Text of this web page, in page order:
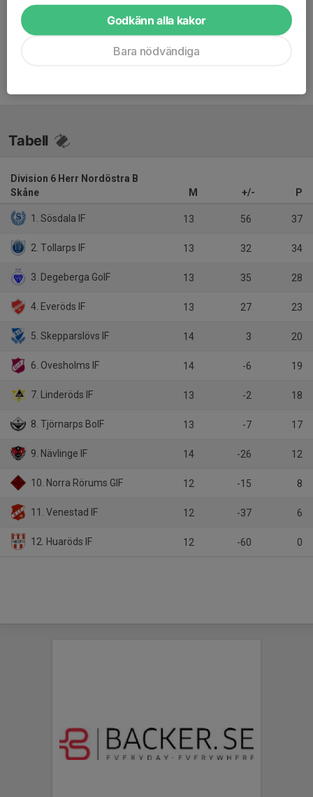
Tabell
Division 6 Herr Nordöstra B
Skåne
M +/- P
1. Sösdala IF 13 56 37
2. Tollarps IF 13 32 34
3. Degeberga GoIF 13 35 28
4. Everöds IF 13 27 23
5. Skepparslövs IF 14 3 20
6. Ovesholms IF 14 -6 19
7. Linderöds IF 13 -2 18
8. Tjörnarps BoIF 13 -7 17
9. Nävlinge IF 14 -26 12
10. Norra Rörums GIF 12 -15 8
11. Venestad IF 12 -37 6
12. Huaröds IF 12 -60 0
Godkänn alla kakor
Bara nödvändiga